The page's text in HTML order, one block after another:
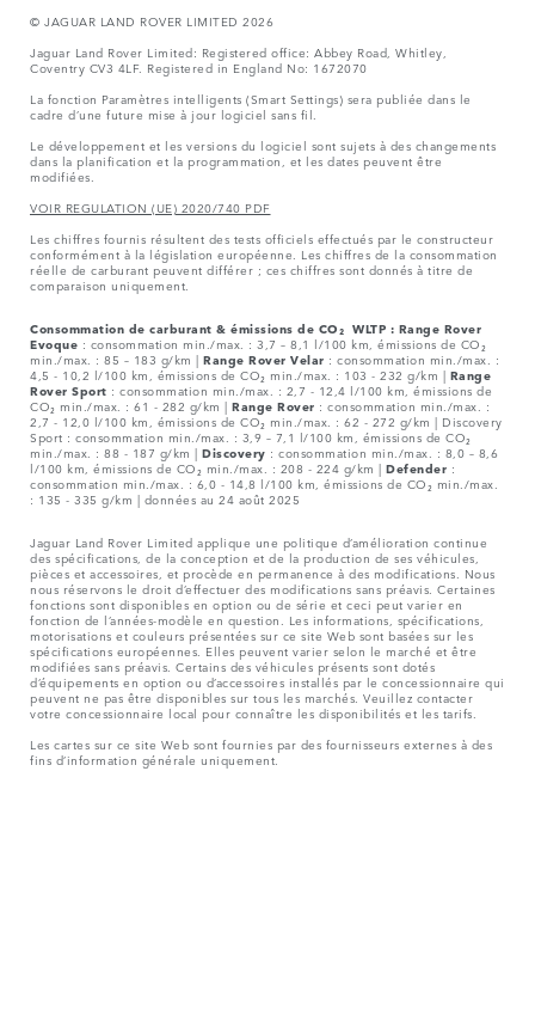
© JAGUAR LAND ROVER LIMITED 2026
Jaguar Land Rover Limited: Registered office: Abbey Road, Whitley,
Coventry CV3 4LF. Registered in England No: 1672070
La fonction Paramètres intelligents (Smart Settings) sera publiée dans le
cadre d’une future mise à jour logiciel sans fil.
Le développement et les versions du logiciel sont sujets à des changements
dans la planification et la programmation, et les dates peuvent être
modifiées.
VOIR REGULATION (UE) 2020/740 PDF
Les chiffres fournis résultent des tests officiels effectués par le constructeur
conformément à la législation européenne. Les chiffres de la consommation
réelle de carburant peuvent différer ; ces chiffres sont donnés à titre de
comparaison uniquement.
Consommation de carburant & émissions de CO₂ WLTP : Range Rover
Evoque : consommation min./max. : 3,7 – 8,1 l/100 km, émissions de CO₂
min./max. : 85 – 183 g/km | Range Rover Velar : consommation min./max. :
4,5 - 10,2 l/100 km, émissions de CO₂ min./max. : 103 - 232 g/km | Range
Rover Sport : consommation min./max. : 2,7 - 12,4 l/100 km, émissions de
CO₂ min./max. : 61 - 282 g/km | Range Rover : consommation min./max. :
2,7 - 12,0 l/100 km, émissions de CO₂ min./max. : 62 - 272 g/km | Discovery
Sport : consommation min./max. : 3,9 – 7,1 l/100 km, émissions de CO₂
min./max. : 88 - 187 g/km | Discovery : consommation min./max. : 8,0 – 8,6
l/100 km, émissions de CO₂ min./max. : 208 - 224 g/km | Defender :
consommation min./max. : 6,0 - 14,8 l/100 km, émissions de CO₂ min./max.
: 135 - 335 g/km | données au 24 août 2025
Jaguar Land Rover Limited applique une politique d’amélioration continue
des spécifications, de la conception et de la production de ses véhicules,
pièces et accessoires, et procède en permanence à des modifications. Nous
nous réservons le droit d’effectuer des modifications sans préavis. Certaines
fonctions sont disponibles en option ou de série et ceci peut varier en
fonction de l’années-modèle en question. Les informations, spécifications,
motorisations et couleurs présentées sur ce site Web sont basées sur les
spécifications européennes. Elles peuvent varier selon le marché et être
modifiées sans préavis. Certains des véhicules présents sont dotés
d’équipements en option ou d’accessoires installés par le concessionnaire qui
peuvent ne pas être disponibles sur tous les marchés. Veuillez contacter
votre concessionnaire local pour connaître les disponibilités et les tarifs.
Les cartes sur ce site Web sont fournies par des fournisseurs externes à des
fins d’information générale uniquement.